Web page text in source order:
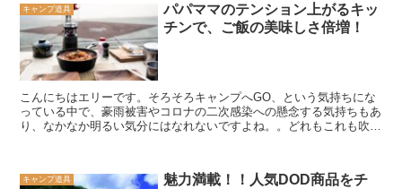
キャンプ道具
パパママのテンション上がるキッ
チンで、ご飯の美味しさ倍増！
こんにちはエリーです。そろそろキャンプへGO、という気持ちにな
っている中で、豪雨被害やコロナの二次感染への懸念する気持ちもあ
り、なかなか明るい気分にはなれないですよね。。どれもこれも吹っ
キャンプ道具
魅力満載！！人気DOD商品をチ